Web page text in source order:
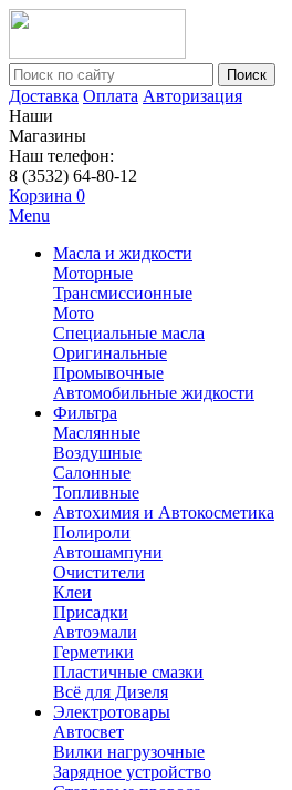
Поиск
Доставка Оплата Авторизация
Наши
Магазины
Наш телефон:
8 (3532) 64-80-12
Корзина 0
Menu
Масла и жидкости
Моторные
Трансмиссионные
Мото
Специальные масла
Оригинальные
Промывочные
Автомобильные жидкости
Фильтра
Маслянные
Воздушные
Салонные
Топливные
Автохимия и Автокосметика
Полироли
Автошампуни
Очистители
Клеи
Присадки
Автоэмали
Герметики
Пластичные смазки
Всё для Дизеля
Электротовары
Автосвет
Вилки нагрузочные
Зарядное устройство